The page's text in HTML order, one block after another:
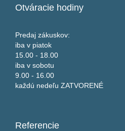
Otváracie hodiny
Predaj zákuskov:
iba v piatok
15.00 - 18.00
iba v sobotu
9.00 - 16.00
každú nedeľu ZATVORENÉ
Referencie